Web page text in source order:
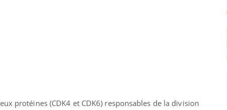
protéines (CDK4 et CDK6) responsables de la division
les vacances ?